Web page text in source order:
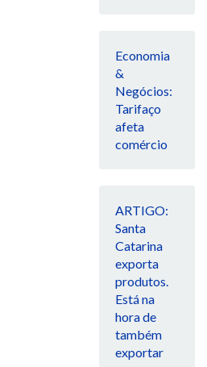
Economia
&
Negócios:
Tarifaço
afeta
comércio
ARTIGO:
Santa
Catarina
exporta
produtos.
Está na
hora de
também
exportar